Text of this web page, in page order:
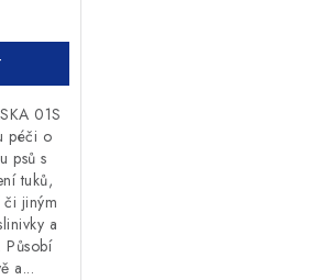
01S
péči o
psů s
tuků,
či jiným
a
Působí
a...